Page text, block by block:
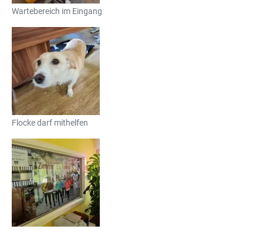
Wartebereich im Eingang
Flocke darf mithelfen